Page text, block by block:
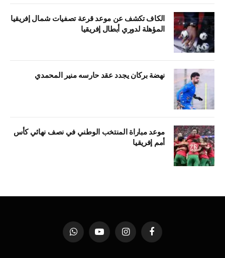
الكاف تكشف عن موعد قرعة تصفيات شمال إفريقيا
المؤهلة لدوري أبطال إفريقيا
نهضة بركان يجدد عقد حارسه منير المحمدي
موعد مباراة المنتخب الوطني في نصف نهائي كأس
أمم إفريقيا
فيسبوك الانستغراميوتيوب واتساب